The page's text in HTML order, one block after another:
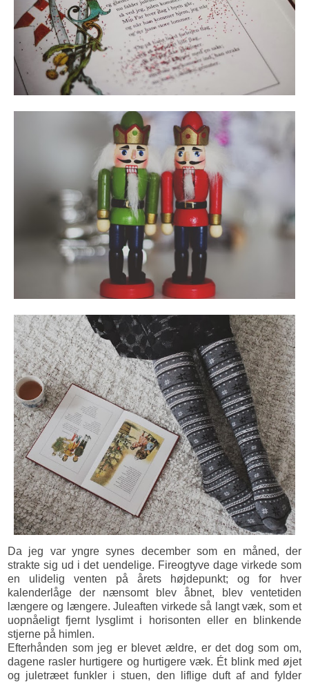
Da jeg var yngre synes december som en måned, der
strakte sig ud i det uendelige. Fireogtyve dage virkede som
en ulidelig venten på årets højdepunkt; og for hver
kalenderlåge der nænsomt blev åbnet, blev ventetiden
længere og længere. Juleaften virkede så langt væk, som et
uopnåeligt fjernt lysglimt i horisonten eller en blinkende
stjerne på himlen.
Efterhånden som jeg er blevet ældre, er det dog som om,
dagene rasler hurtigere og hurtigere væk. Ét blink med øjet
og juletræet funkler i stuen, den liflige duft af and fylder